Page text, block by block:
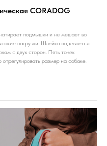
CORADOG
подмышки и не мешает во
нагрузки. Шлейка надевается
с двух сторон. Пять точек
размер на собаке.